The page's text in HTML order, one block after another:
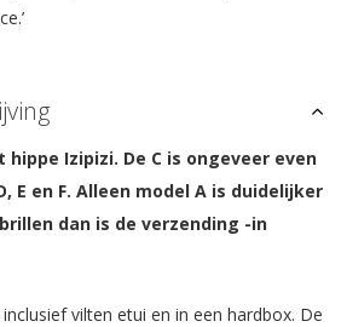
hippe Izipizi. De C is ongeveer even
E en F. Alleen model A is duidelijker
dan is de verzending -in
vilten etui en in een hardbox. De